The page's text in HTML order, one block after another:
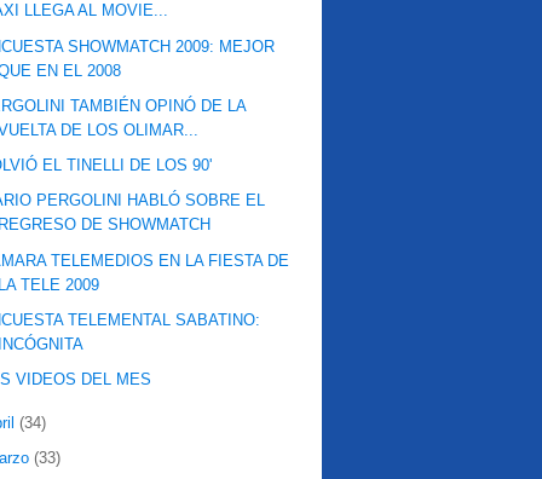
LLEGA AL MOVIE...
SHOWMATCH 2009: MEJOR
EN EL 2008
TAMBIÉN OPINÓ DE LA
DE LOS OLIMAR...
EL TINELLI DE LOS 90'
PERGOLINI HABLÓ SOBRE EL
DE SHOWMATCH
TELEMEDIOS EN LA FIESTA DE
TELE 2009
TELEMENTAL SABATINO:
VIDEOS DEL MES
(34)
(33)